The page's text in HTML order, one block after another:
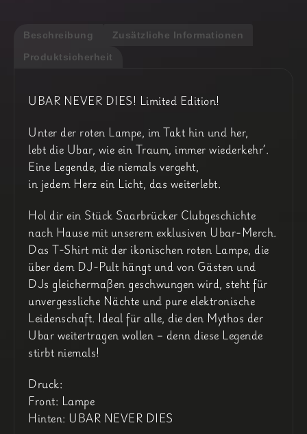
Beschreibung
Zusätzliche Informationen
Produktsicherheit
UBAR NEVER DIES! Limited Edition!
Unter der roten Lampe, im Takt hin und her,
lebt die Ubar, wie ein Traum, immer wiederkehr’.
Eine Legende, die niemals vergeht,
in jedem Herz ein Licht, das weiterlebt.
Hol dir ein Stück Saarbrücker Clubgeschichte
nach Hause mit unserem exklusiven Ubar-Merch.
Das T-Shirt mit der ikonischen roten Lampe, die
über dem DJ-Pult hängt und von Gästen und
DJs gleichermaßen geschwungen wird, steht für
unvergessliche Nächte und pure elektronische
Leidenschaft. Ideal für alle, die den Mythos der
Ubar weitertragen wollen – denn diese Legende
stirbt niemals!
Druck:
Front: Lampe
Hinten: UBAR NEVER DIES